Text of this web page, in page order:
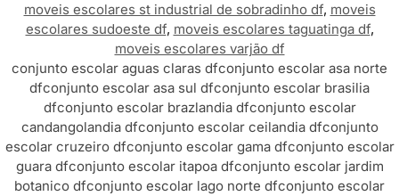
moveis escolares st industrial de sobradinho df, moveis
escolares sudoeste df, moveis escolares taguatinga df,
moveis escolares varjão df
conjunto escolar aguas claras dfconjunto escolar asa norte
dfconjunto escolar asa sul dfconjunto escolar brasilia
dfconjunto escolar brazlandia dfconjunto escolar
candangolandia dfconjunto escolar ceilandia dfconjunto
escolar cruzeiro dfconjunto escolar gama dfconjunto escolar
guara dfconjunto escolar itapoa dfconjunto escolar jardim
botanico dfconjunto escolar lago norte dfconjunto escolar